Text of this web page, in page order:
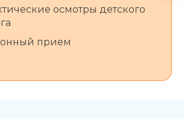
осмотры детского
прием